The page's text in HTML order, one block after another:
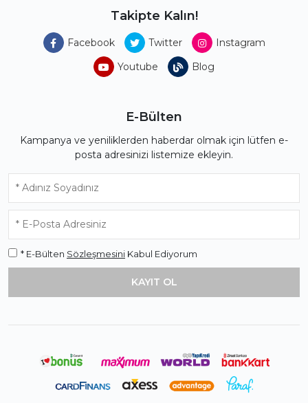
Takipte Kalın!
Facebook Twitter
Instagram
Youtube
Blog
E-Bülten
Kampanya ve yeniliklerden haberdar olmak için lütfen e-
posta adresinizi listemize ekleyin.
* E-Bülten Sözleşmesini Kabul Ediyorum